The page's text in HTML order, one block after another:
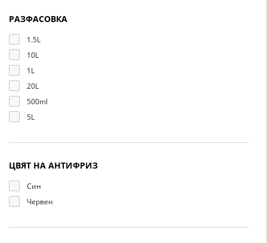
РАЗФАСОВКА
1.5L
10L
1L
20L
500ml
5L
ЦВЯТ НА АНТИФРИЗ
Син
Червен